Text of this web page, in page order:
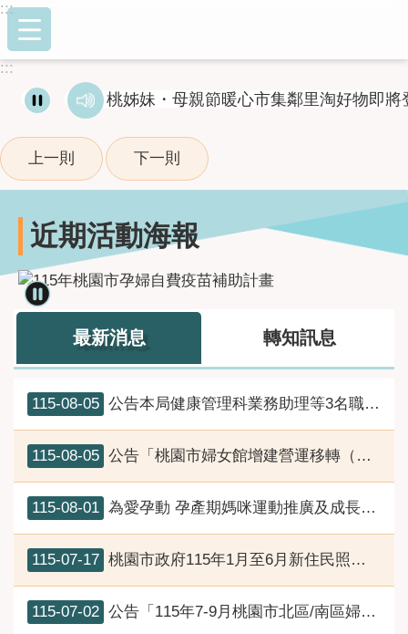
跳到主要內容區塊
:::
:::
桃姊妹・母親節暖心市集鄰里淘好物即將
上一則 下一則
近期活動海報
最新消息 轉知訊息
115-08-05 公告本局健康管理科業務助理等3名職缺面試甄選結果
115-08-05 公告「桃園市婦女館增建營運移轉（ROT）案」已完成簽約
115-08-01 為愛孕動 孕產期媽咪運動推廣及成長課程8月份開課資訊
115-07-17 桃園市政府115年1月至6月新住民照顧服務措施辦理情形
115-07-02 公告「115年7-9月桃園市北區/南區婦女中心活動一覽表」